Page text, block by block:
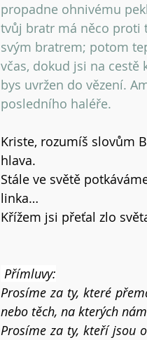
propadne ohnivému
tvůj bratr má něco proti
svým bratrem; potom
včas, dokud jsi na cestě
bys uvržen do vězení.
posledního haléře.
Kriste, rozumíš slovům
hlava.
Stále ve světě
linka…
Křížem jsi přeťal zlo
Přímluvy:
Prosíme za ty, které
nebo těch, na kterých
Prosíme za ty, kteří jsou